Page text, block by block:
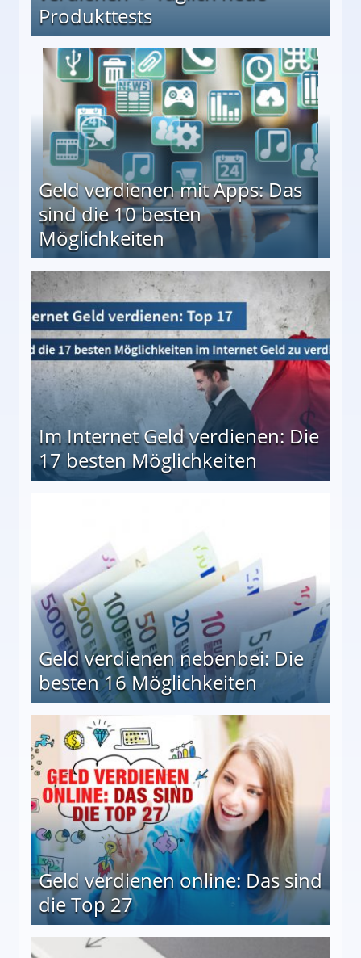
Produkttests
↻ Täglich neue Produkttests
Geld verdienen mit Apps: Das
sind die 10 besten
Möglichkeiten
besten Möglichkeiten
Im Internet Geld verdienen: Die
17 besten Möglichkeiten
Geld verdienen nebenbei: Die
besten 16 Möglichkeiten
Geld verdienen online: Das sind
die Top 27